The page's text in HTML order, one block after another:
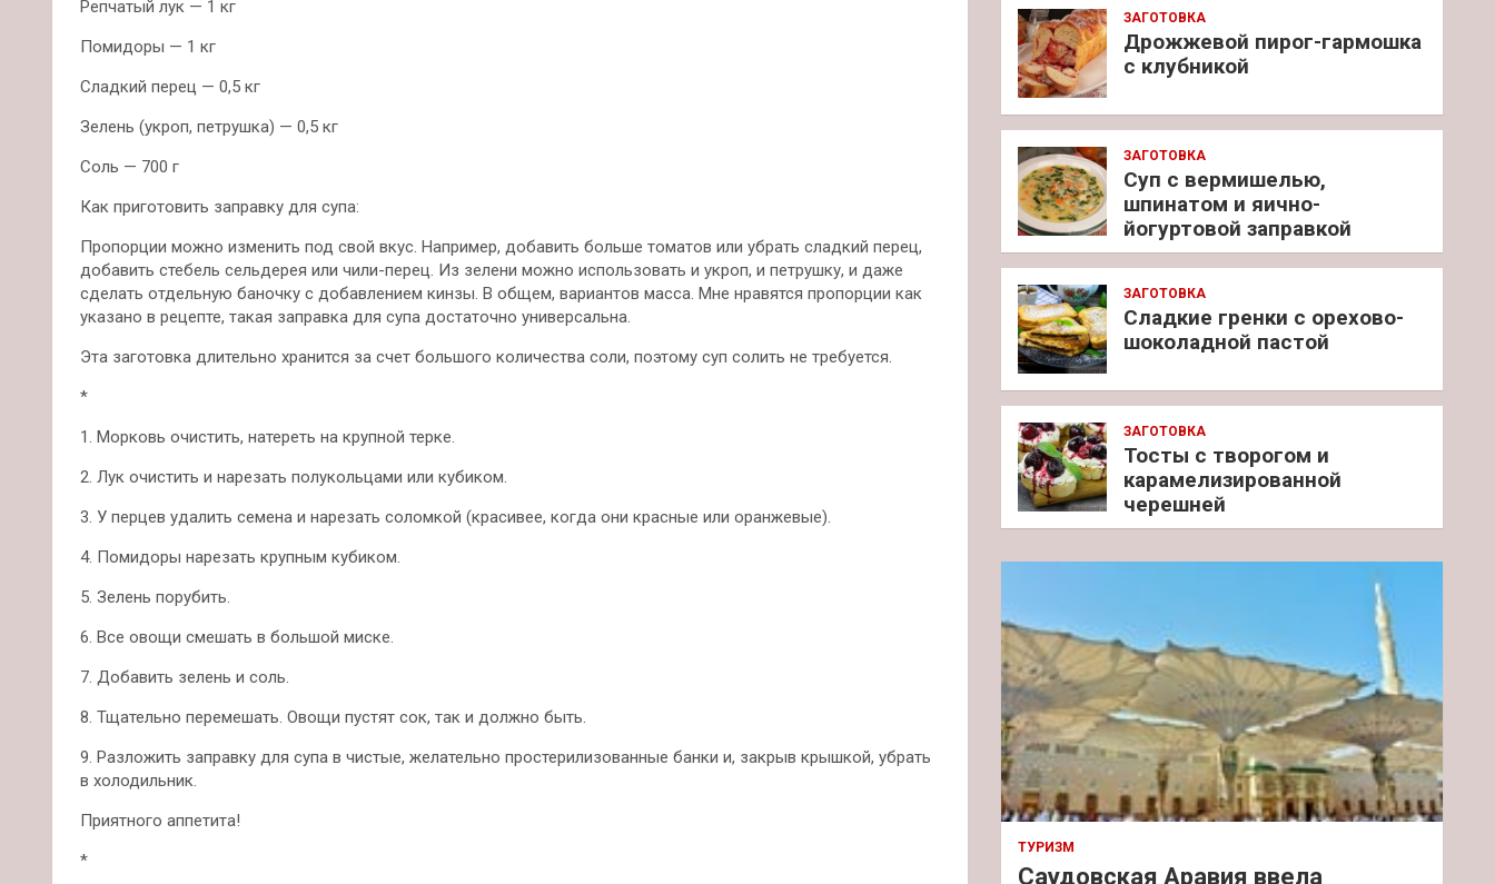
Репчатый лук — 1 кг
Помидоры — 1 кг
Сладкий перец — 0,5 кг
Зелень (укроп, петрушка) — 0,5 кг
Соль — 700 г
Как приготовить заправку для супа:
Пропорции можно изменить под свой вкус. Например, добавить больше томатов или убрать сладкий перец,
добавить стебель сельдерея или чили-перец. Из зелени можно использовать и укроп, и петрушку, и даже
сделать отдельную баночку с добавлением кинзы. В общем, вариантов масса. Мне нравятся пропорции как
указано в рецепте, такая заправка для супа достаточно универсальна.
Эта заготовка длительно хранится за счет большого количества соли, поэтому суп солить не требуется.
*
1. Морковь очистить, натереть на крупной терке.
2. Лук очистить и нарезать полукольцами или кубиком.
3. У перцев удалить семена и нарезать соломкой (красивее, когда они красные или оранжевые).
4. Помидоры нарезать крупным кубиком.
5. Зелень порубить.
6. Все овощи смешать в большой миске.
7. Добавить зелень и соль.
8. Тщательно перемешать. Овощи пустят сок, так и должно быть.
9. Разложить заправку для супа в чистые, желательно простерилизованные банки и, закрыв крышкой, убрать
в холодильник.
Приятного аппетита!
*
ЗАГОТОВКА
Дрожжевой пирог-гармошка
с клубникой
ЗАГОТОВКА
Суп с вермишелью,
шпинатом и яично-
йогуртовой заправкой
ЗАГОТОВКА
Сладкие гренки с орехово-
шоколадной пастой
ЗАГОТОВКА
Тосты с творогом и
карамелизированной
черешней
ТУРИЗМ
Саудовская Аравия ввела